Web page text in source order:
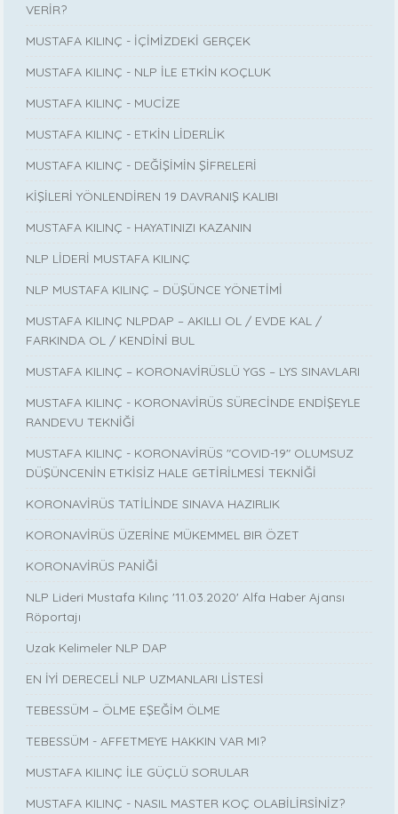
VERİR?
MUSTAFA KILINÇ - İÇİMİZDEKİ GERÇEK
MUSTAFA KILINÇ - NLP İLE ETKİN KOÇLUK
MUSTAFA KILINÇ - MUCİZE
MUSTAFA KILINÇ - ETKİN LİDERLİK
MUSTAFA KILINÇ - DEĞİŞİMİN ŞİFRELERİ
KİŞİLERİ YÖNLENDİREN 19 DAVRANIŞ KALIBI
MUSTAFA KILINÇ - HAYATINIZI KAZANIN
NLP LİDERİ MUSTAFA KILINÇ
NLP MUSTAFA KILINÇ – DÜŞÜNCE YÖNETİMİ
MUSTAFA KILINÇ NLPDAP – AKILLI OL / EVDE KAL /
FARKINDA OL / KENDİNİ BUL
MUSTAFA KILINÇ – KORONAVİRÜSLÜ YGS – LYS SINAVLARI
MUSTAFA KILINÇ - KORONAVİRÜS SÜRECİNDE ENDİŞEYLE
RANDEVU TEKNİĞİ
MUSTAFA KILINÇ - KORONAVİRÜS "COVID-19" OLUMSUZ
DÜŞÜNCENİN ETKİSİZ HALE GETİRİLMESİ TEKNİĞİ
KORONAVİRÜS TATİLİNDE SINAVA HAZIRLIK
KORONAVİRÜS ÜZERİNE MÜKEMMEL BIR ÖZET
KORONAVİRÜS PANİĞİ
NLP Lideri Mustafa Kılınç '11.03.2020' Alfa Haber Ajansı
Röportajı
Uzak Kelimeler NLP DAP
EN İYİ DERECELİ NLP UZMANLARI LİSTESİ
TEBESSÜM – ÖLME EŞEĞİM ÖLME
TEBESSÜM - AFFETMEYE HAKKIN VAR MI?
MUSTAFA KILINÇ İLE GÜÇLÜ SORULAR
MUSTAFA KILINÇ - NASIL MASTER KOÇ OLABİLİRSİNİZ?